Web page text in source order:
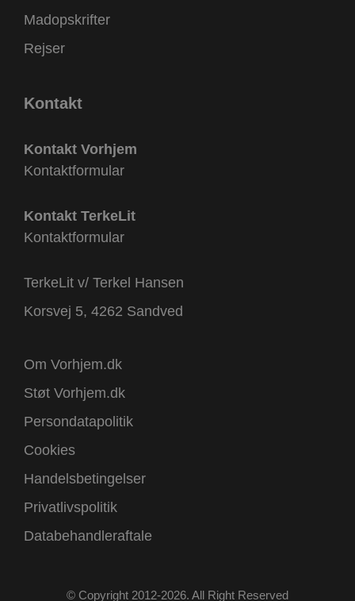
Madopskrifter
Rejser
Kontakt
Kontakt Vorhjem
Kontaktformular
Kontakt TerkeLit
Kontaktformular
TerkeLit v/ Terkel Hansen
Korsvej 5, 4262 Sandved
Om Vorhjem.dk
Støt Vorhjem.dk
Persondatapolitik
Cookies
Handelsbetingelser
Privatlivspolitik
Databehandleraftale
© Copyright 2012-2026. All Right Reserved